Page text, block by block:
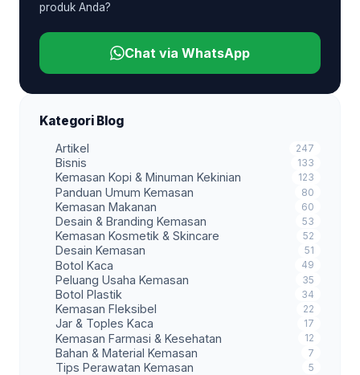
produk Anda?
Chat via WhatsApp
Kategori Blog
Artikel 247
Bisnis 133
Kemasan Kopi & Minuman Kekinian 123
Panduan Umum Kemasan 80
Kemasan Makanan 60
Desain & Branding Kemasan 53
Kemasan Kosmetik & Skincare 52
Desain Kemasan 51
Botol Kaca 49
Peluang Usaha Kemasan 35
Botol Plastik 34
Kemasan Fleksibel 22
Jar & Toples Kaca 17
Kemasan Farmasi & Kesehatan 12
Bahan & Material Kemasan 7
Tips Perawatan Kemasan 5